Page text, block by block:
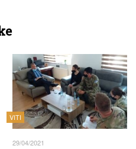
VITI
29/04/2021